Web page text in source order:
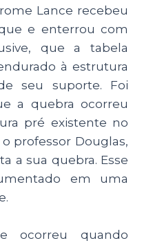
Lance recebeu
e enterrou com
que a tabela
à estrutura
seu suporte. Foi
a quebra ocorreu
pré existente no
professor Douglas,
a sua quebra. Esse
em uma
ocorreu quando